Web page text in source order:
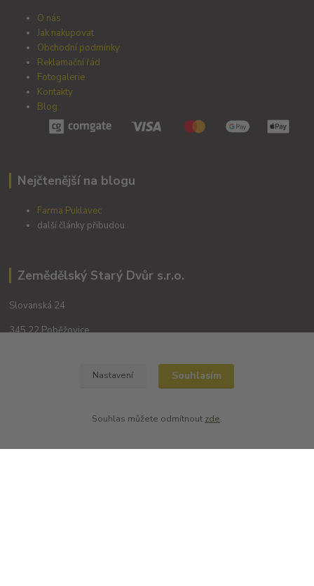
O nás
Jak nakupovat
Obchodní podmínky
Reklamační řád
Fotogalerie
Kontakty
Blog
Nejčtenější na blogu
Farma Puklavec
další články přibudou
Zemědělský Starý Dvůr s.r.o.
Slovanská 24
345 22 Poběžovice
Nastavení Souhlasím
Souhlas můžete odmítnout zde.